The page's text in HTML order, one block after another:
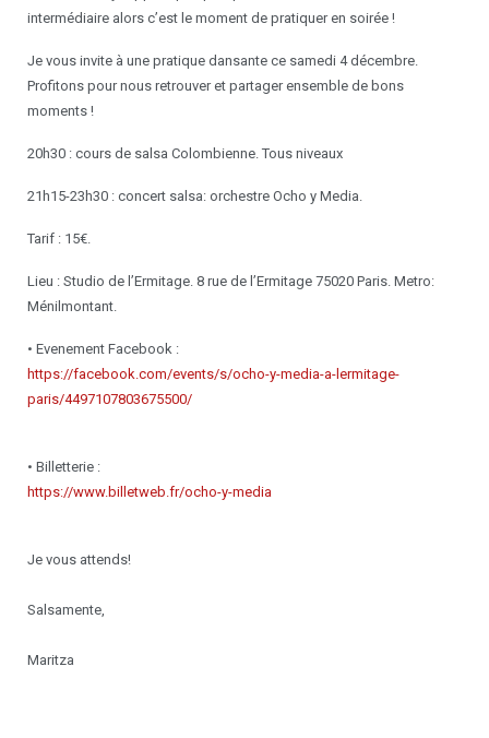
Devenir professeur
intermédiaire alors c’est le moment de pratiquer en soirée !
Je vous invite à une pratique dansante ce samedi 4 décembre.
Profitons pour nous retrouver et partager ensemble de bons
moments !
20h30 : cours de salsa Colombienne. Tous niveaux
21h15-23h30 : concert salsa: orchestre Ocho y Media.
Tarif : 15€.
Lieu : Studio de l’Ermitage. 8 rue de l’Ermitage 75020 Paris. Metro:
Ménilmontant.
• Evenement Facebook :
https://facebook.com/events/s/ocho-y-media-a-lermitage-
paris/4497107803675500/
• Billetterie :
https://www.billetweb.fr/ocho-y-media
Je vous attends!
Salsamente,
Maritza